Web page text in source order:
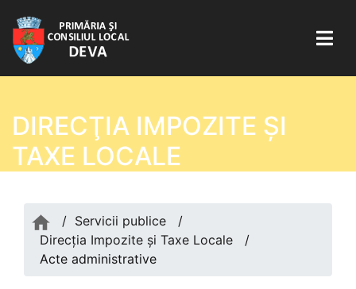
DIRECŢIA IMPOZITE ŞI
TAXE LOCALE
/ Servicii publice
/
Direcţia Impozite şi Taxe Locale
/
Acte administrative